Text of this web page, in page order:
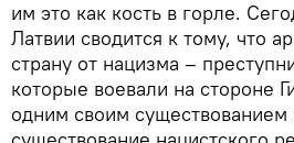
им это как кость в горле.
Латвии сводится к тому, что
страну от нацизма –
которые воевали на стороне
одним своим существованием